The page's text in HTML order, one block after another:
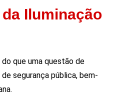
Iluminação
do que uma questão de
segurança pública, bem-